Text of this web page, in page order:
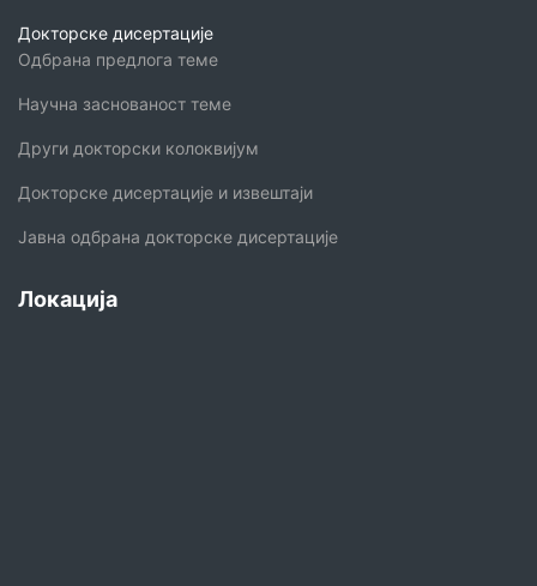
Докторске дисертације
Одбрана предлога теме
Научна заснованост теме
Други докторски колоквијум
Докторске дисертације и извештаји
Јавна одбрана докторске дисертације
Локација